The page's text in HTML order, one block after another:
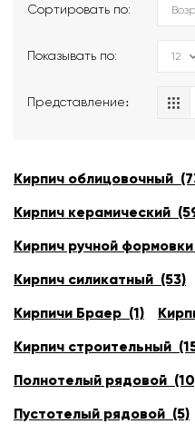
Сортировать по:
Показывать по:
Представление։
Кирпич облицовочный
Кирпич керамический
Кирпич ручной
Кирпич силикатный (53)
Кирпичи Браер (1)
Кирпич строительный
Полнотелый рядовой
Пустотелый рядовой (5)